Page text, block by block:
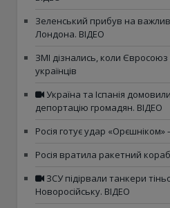
Зеленський прибув на
Лондона. ВІДЕО
ЗМІ дізнались, коли
українців
Україна та Іспанія
депортацію громадян. ВІДЕО
Росія готує удар
Росія вратила ракетний
ЗСУ підірвали танкери
Новоросійську. ВІДЕО